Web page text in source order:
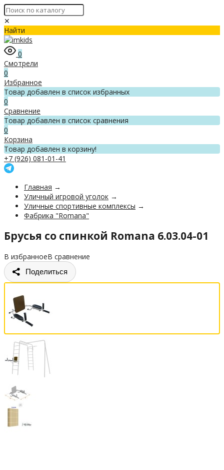
✕
Найти
0
Смотрели
0
Избранное
Товар добавлен в список избранных
0
Сравнение
Товар добавлен в список сравнения
0
Корзина
Товар добавлен в корзину!
+7 (926) 081-01-41
Главная →
Уличный игровой уголок →
Уличные спортивные комплексы →
Фабрика "Romana"
Брусья со спинкой Romana 6.03.04-01
В избранноеВ сравнение
Поделиться